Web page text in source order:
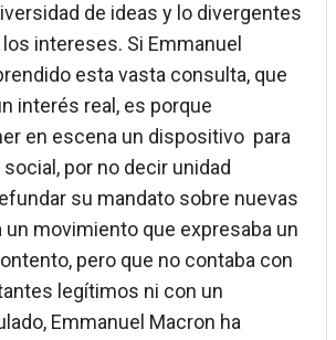
de ideas y lo divergentes
intereses. Si Emmanuel
esta vasta consulta, que
interés real, es porque
en escena un dispositivo para
por no decir unidad
su mandato sobre nuevas
un movimiento que expresaba un
pero que no contaba con
legítimos ni con un
Emmanuel Macron ha